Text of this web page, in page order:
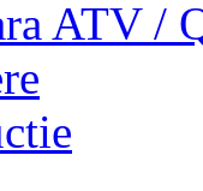
ATV /